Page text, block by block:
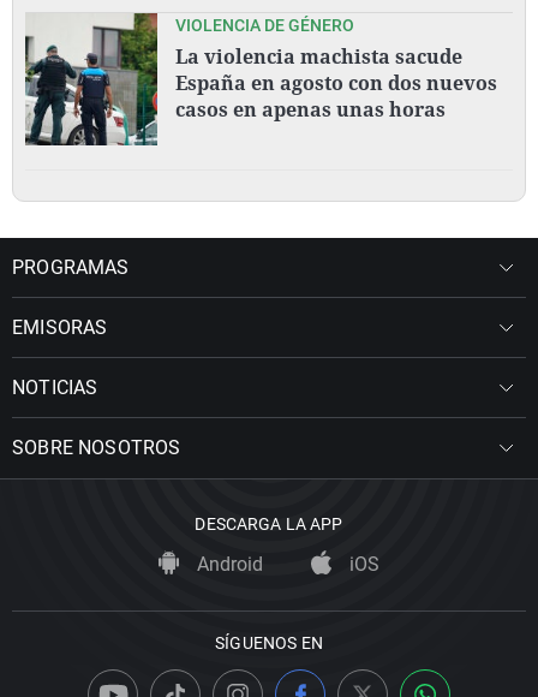
VIOLENCIA DE GÉNERO
La violencia machista sacude
España en agosto con dos nuevos
casos en apenas unas horas
PROGRAMAS
EMISORAS
NOTICIAS
SOBRE NOSOTROS
DESCARGA LA APP
Android iOS
SÍGUENOS EN